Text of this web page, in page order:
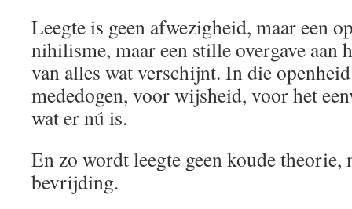
Leegte is geen afwezigheid, maar een
nihilisme, maar een stille overgave aan
van alles wat verschijnt. In die
mededogen, voor wijsheid, voor het
wat er nú is.
En zo wordt leegte geen koude theorie,
bevrijding.